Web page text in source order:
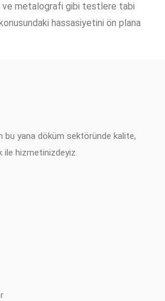
ve metalografi gibi testlere tabi
hassasiyetini ön plana
bu yana döküm sektöründe kalite,
ile hizmetinizdeyiz.